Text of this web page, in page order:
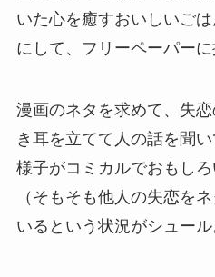
いた心を癒すおいしいご
にして、フリーペーパーに
漫画のネタを求めて、失
き耳を立てて人の話を聞
様子がコミカルでおもしろ
（そもそも他人の失恋を
いるという状況がシュール